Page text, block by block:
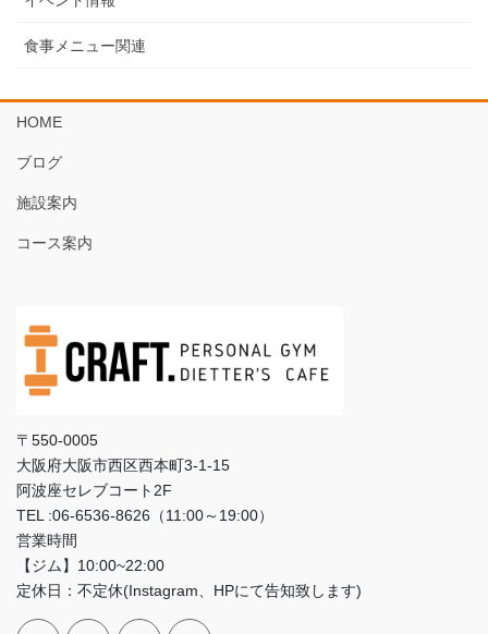
食事メニュー関連
HOME
ブログ
施設案内
コース案内
〒550-0005
大阪府大阪市西区西本町3‐1‐15
阿波座セレブコート2F
TEL :06-6536-8626（11:00～19:00）
営業時間
【ジム】10:00~22:00
定休日：不定休(Instagram、HPにて告知致します)